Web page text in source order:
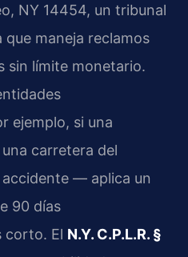
NY 14454, un tribunal
maneja reclamos
sin límite monetario.
ejemplo, si una
carretera del
— aplica un
90 días
corto. El N.Y. C.P.L.R. §